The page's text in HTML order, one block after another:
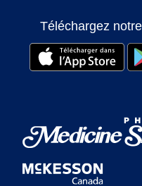
Téléchargez